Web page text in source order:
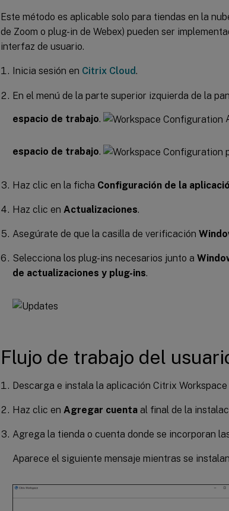
Este método es aplicable solo para tiendas en la
de Zoom o plug-in de Webex) pueden ser
interfaz de usuario.
Inicia sesión en Citrix Cloud.
En el menú de la parte superior izquierda de la
espacio de trabajo.
espacio de trabajo.
Haz clic en la ficha Configuración de la
Haz clic en Actualizaciones.
Asegúrate de que la casilla de verificación
Selecciona los plug-ins necesarios junto a
de actualizaciones y plug-ins.
Flujo de trabajo del
Descarga e instala la aplicación Citrix Workspace
Haz clic en Agregar cuenta al final de la
Agrega la tienda o cuenta donde se incorporan
Aparece el siguiente mensaje mientras se